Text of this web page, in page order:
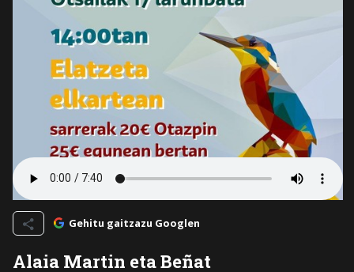
Gehitu gaitzazu Googlen
Alaia Martin eta Beñat